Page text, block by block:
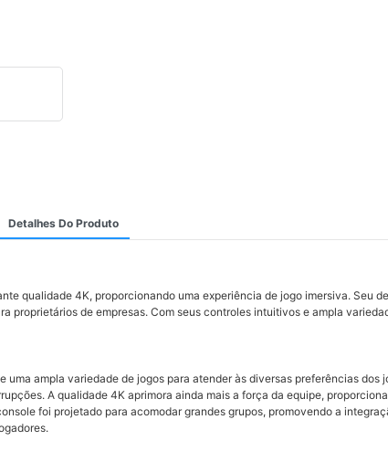
Detalhes Do Produto
qualidade 4K, proporcionando uma experiência de jogo imersiva. Seu
de empresas. Com seus controles intuitivos e ampla
ampla variedade de jogos para atender às diversas preferências dos
A qualidade 4K aprimora ainda mais a força da equipe,
foi projetado para acomodar grandes grupos, promovendo a